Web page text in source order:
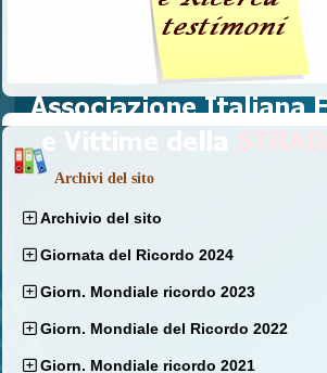
Archivi del sito
Archivio del sito
Giornata del Ricordo 2024
Giorn. Mondiale ricordo 2023
Giorn. Mondiale del Ricordo 2022
Giorn. Mondiale ricordo 2021